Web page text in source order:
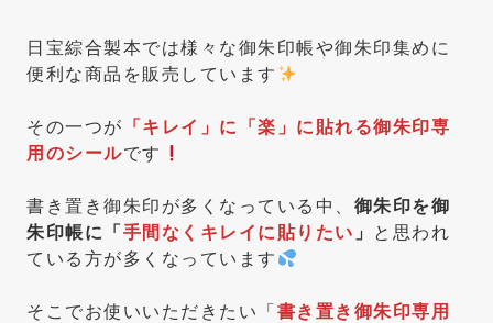
日宝綜合製本では様々な御朱印帳や御朱印集めに
便利な商品を販売しています
その一つが 「キレイ」に「楽」に貼れる御朱印専
用のシールです
書き置き御朱印が多くなっている中、 御朱印を御
朱印帳に「 手間なくキレイに貼りたい 」
と思われ
ている方が多くなっています
そこでお使いいただきたい「 書き置き御朱印専用